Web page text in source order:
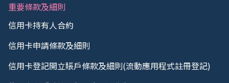
重要條款及細則
信用卡持有人合約
信用卡申請條款及細則
信用卡登記開立賬戶條款及細則(流動應用程式註冊登記)